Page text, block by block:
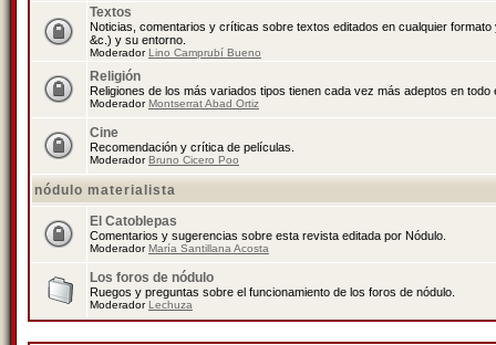
Textos
Noticias, comentarios y críticas sobre textos editados en cualquier
&c.) y su entorno.
ModeradorLino Camprubí Bueno
Religión
Religiones de los más variados tipos tienen cada vez más adeptos en todo
ModeradorMontserrat Abad Ortiz
Cine
Recomendación y crítica de películas.
ModeradorBruno Cicero Poo
nódulo materialista
El Catoblepas
Comentarios y sugerencias sobre esta revista editada por Nódulo.
ModeradorMaría Santillana Acosta
Los foros de nódulo
Ruegos y preguntas sobre el funcionamiento de los foros de nódulo.
ModeradorLechuza